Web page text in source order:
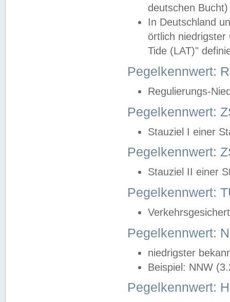
deutschen
In Deutschland
örtlich
Tide (LAT)"
Pegelkennwert:
Regulierungs-
Pegelkennwert:
Stauziel I einer
Pegelkennwert:
Stauziel II einer
Pegelkennwert:
Pegelkennwert:
niedrigster
Beispiel: NNW
Pegelkennwert: